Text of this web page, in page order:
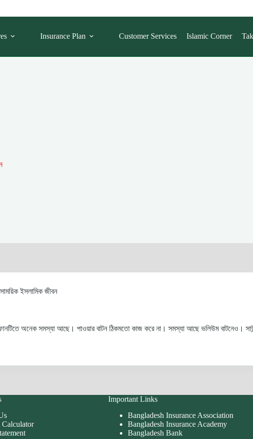
Insurance Plan Customer Services Islamic Corner
ইসলামিক জীবন
অনেক সমস্যা আছে। পাওয়ার বাটন ঠিকমতো কাজ করে না। সমস্যা আছে ভলিউম বাটনেও।
Calculator
Important Links
Bangladesh Insurance Association
Bangladesh Insurance Academy
Bangladesh Bank